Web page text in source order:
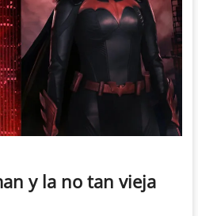
y la no tan vieja